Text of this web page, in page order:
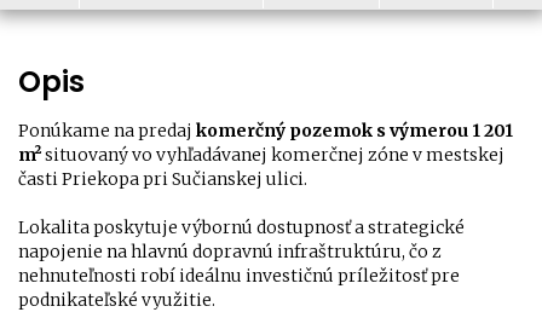
Opis
Ponúkame na predaj komerčný pozemok s výmerou 1 201
m²situovaný vo vyhľadávanej komerčnej zóne v mestskej
časti Priekopa pri Sučianskej ulici.
Lokalita poskytuje výbornú dostupnosť a strategické
napojenie na hlavnú dopravnú infraštruktúru, čo z
nehnuteľnosti robí ideálnu investičnú príležitosť pre
podnikateľské využitie.